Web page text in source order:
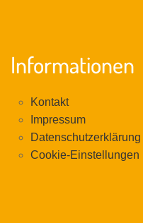
Informationen
Kontakt
Impressum
Datenschutzerklärung
Cookie-Einstellungen